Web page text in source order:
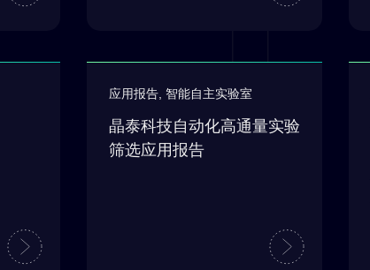
应用报告 智能自主实验室
晶泰科技自动化高通量实验
筛选应用报告